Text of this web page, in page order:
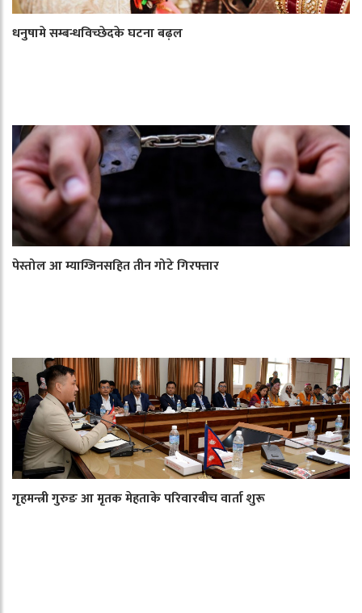
धनुषामे सम्बन्धविच्छेदके घटना बढ़ल
पेस्तोल आ म्याग्जिनसहित तीन गोटे गिरफ्तार
गृहमन्त्री गुरुङ आ मृतक मेहताके परिवारबीच वार्ता शुरू